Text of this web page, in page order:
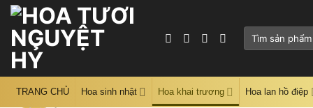
Skip
content
Tìm
TRANG CHỦ Hoa sinh nhật Hoa khai trương Hoa lan hồ điệp